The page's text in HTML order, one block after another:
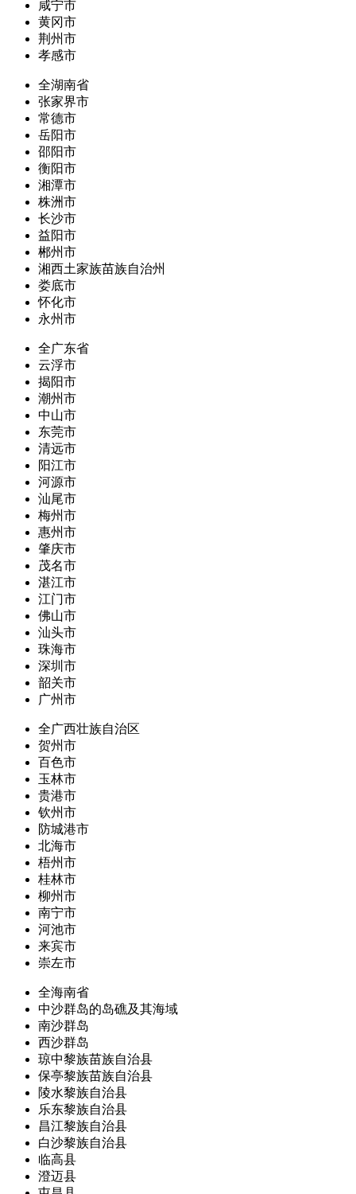
咸宁市
黄冈市
荆州市
孝感市
全湖南省
张家界市
常德市
岳阳市
邵阳市
衡阳市
湘潭市
株洲市
长沙市
益阳市
郴州市
湘西土家族苗族自治州
娄底市
怀化市
永州市
全广东省
云浮市
揭阳市
潮州市
中山市
东莞市
清远市
阳江市
河源市
汕尾市
梅州市
惠州市
肇庆市
茂名市
湛江市
江门市
佛山市
汕头市
珠海市
深圳市
韶关市
广州市
全广西壮族自治区
贺州市
百色市
玉林市
贵港市
钦州市
防城港市
北海市
梧州市
桂林市
柳州市
南宁市
河池市
来宾市
崇左市
全海南省
中沙群岛的岛礁及其海域
南沙群岛
西沙群岛
琼中黎族苗族自治县
保亭黎族苗族自治县
陵水黎族自治县
乐东黎族自治县
昌江黎族自治县
白沙黎族自治县
临高县
澄迈县